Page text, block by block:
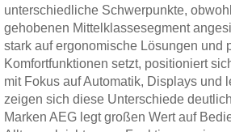
unterschiedliche Schwerpunkte,
gehobenen Mittelklassesegment
stark auf ergonomische Lösungen und
Komfortfunktionen setzt, positioniert
mit Fokus auf Automatik, Displays und
zeigen sich diese Unterschiede
Marken AEG legt großen Wert auf